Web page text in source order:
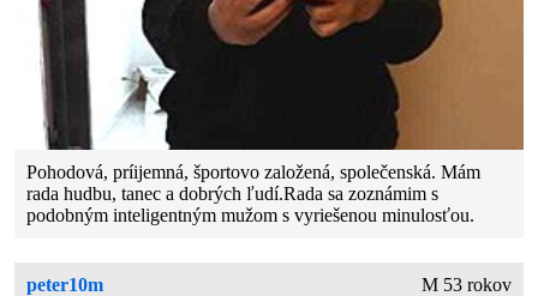
Pohodová, príijemná, športovo založená, společenská. Mám
rada hudbu, tanec a dobrých ľudí.Rada sa zoznámim s
podobným inteligentným mužom s vyriešenou minulosťou.
peter10m M 53 rokov